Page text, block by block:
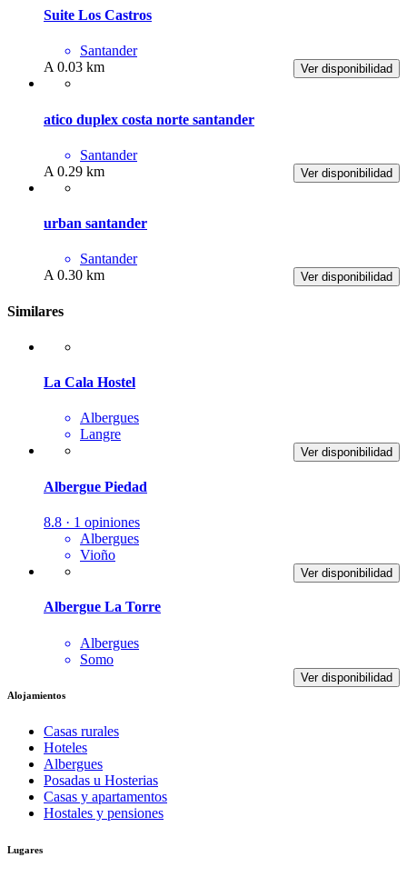
Suite Los Castros
Santander
Ver disponibilidad
A 0.03 km
atico duplex costa norte santander
Santander
Ver disponibilidad
A 0.29 km
urban santander
Santander
Ver disponibilidad
A 0.30 km
Similares
La Cala Hostel
Albergues
Langre
Ver disponibilidad
Albergue Piedad
8.8 · 1 opiniones
Albergues
Vioño
Ver disponibilidad
Albergue La Torre
Albergues
Somo
Ver disponibilidad
Alojamientos
Casas rurales
Hoteles
Albergues
Posadas u Hosterias
Casas y apartamentos
Hostales y pensiones
Lugares